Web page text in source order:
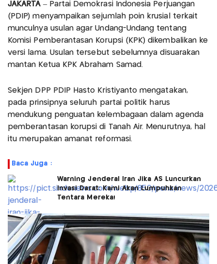
JAKARTA– Partai Demokrasi Indonesia Perjuangan
(PDIP) menyampaikan sejumlah poin krusial terkait
munculnya usulan agar Undang-Undang tentang
Komisi Pemberantasan Korupsi (KPK) dikembalikan ke
versi lama. Usulan tersebut sebelumnya disuarakan
mantan Ketua KPK Abraham Samad.
Sekjen DPP PDIP Hasto Kristiyanto mengatakan,
pada prinsipnya seluruh partai politik harus
mendukung penguatan kelembagaan dalam agenda
pemberantasan korupsi di Tanah Air. Menurutnya, hal
itu merupakan amanat reformasi.
Baca Juga :
Warning Jenderal Iran Jika AS Luncurkan
Invasi Darat: Kami Akan Lumpuhkan
Tentara Mereka!